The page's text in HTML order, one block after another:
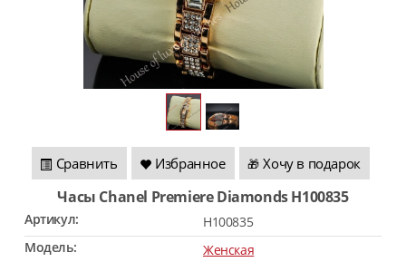
Сравнить Избранное 🎁 Хочу в подарок
Часы Chanel Premiere Diamonds H100835
Артикул:
H100835
Модель:
Женская